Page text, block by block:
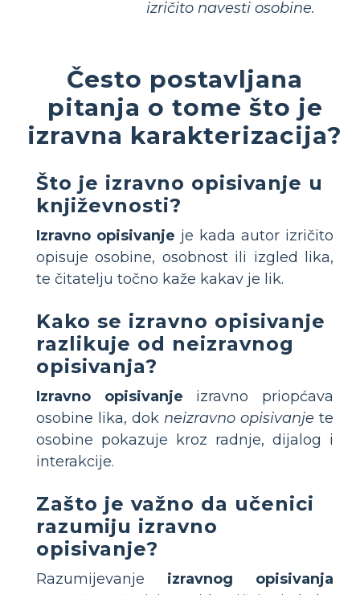
izričito navesti osobine.
Često postavljana
pitanja o tome što je
izravna karakterizacija?
Što je izravno opisivanje u
književnosti?
Izravno opisivanje je kada autor izričito
opisuje osobine, osobnost ili izgled lika,
te čitatelju točno kaže kakav je lik.
Kako se izravno opisivanje
razlikuje od neizravnog
opisivanja?
Izravno opisivanje izravno priopćava
osobine lika, dok neizravno opisivanje te
osobine pokazuje kroz radnje, dijalog i
interakcije.
Zašto je važno da učenici
razumiju izravno
opisivanje?
Razumijevanje izravnog opisivanja